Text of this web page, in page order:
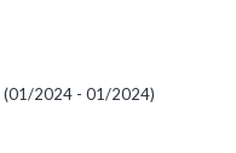
(01/2024 - 01/2024)